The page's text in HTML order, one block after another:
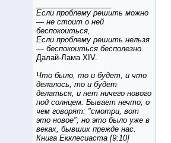
Если проблему решить можно
— не стоит о ней
беспокоиться,
Если проблему решить нельзя
— беспокоиться бесполезно.
Далай-Лама XIV.
Что было, то и будет, и что
делалось, то и будет
делаться, и нет ничего нового
под солнцем. Бывает нечто, о
чем говорят: "смотри, вот
это новое"; но это было уже в
веках, бывших прежде нас.
Книга Екклесиаста [9:10]